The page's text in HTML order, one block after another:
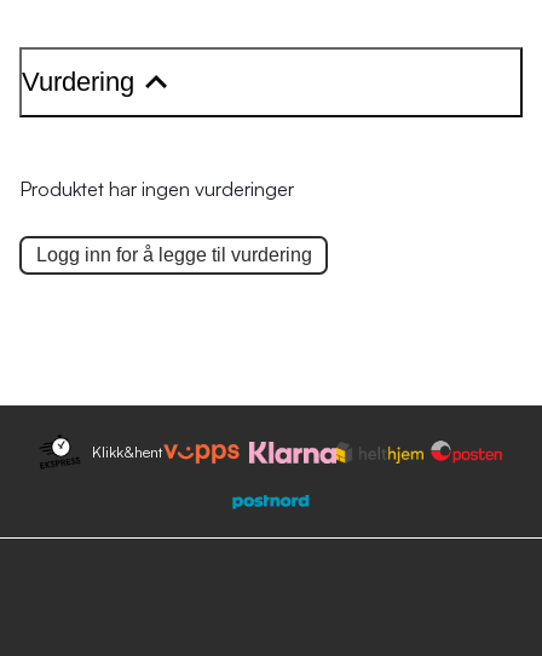
Vurdering
Produktet har ingen vurderinger
Logg inn for å legge til vurdering
Klikk&hent